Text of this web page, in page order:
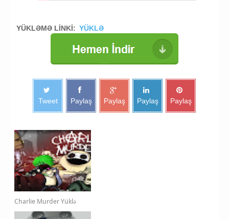
YÜKLƏMƏ LİNKİ: YÜKLƏ
Tweet Paylaş Paylaş Paylaş Paylaş
Charlie Murder Yüklə